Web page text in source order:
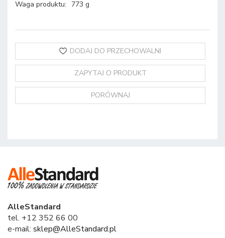
Waga produktu: 773 g
DODAJ DO PRZECHOWALNI
ZAPYTAJ O PRODUKT
PORÓWNAJ
AlleStandard
tel. +12 352 66 00
e-mail: sklep@AlleStandard.pl